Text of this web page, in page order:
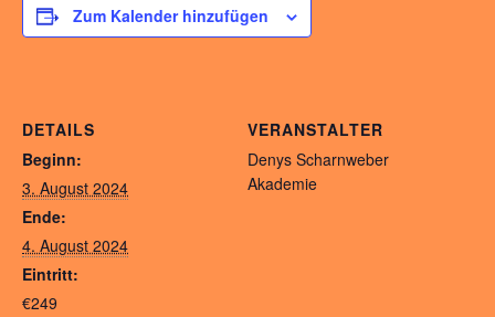
Zum Kalender hinzufügen
DETAILS
Beginn:
3. August 2024
Ende:
4. August 2024
Eintritt:
€249
VERANSTALTER
Denys Scharnweber
Akademie